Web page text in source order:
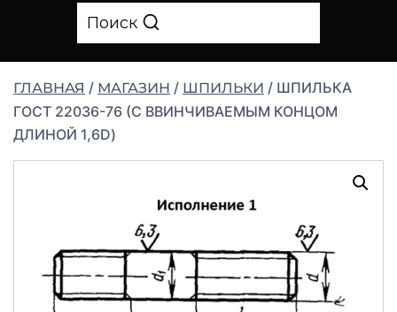
Поиск
ГЛАВНАЯ / МАГАЗИН / ШПИЛЬКИ / ШПИЛЬКА
ГОСТ 22036-76 (С ВВИНЧИВАЕМЫМ КОНЦОМ
ДЛИНОЙ 1,6D)